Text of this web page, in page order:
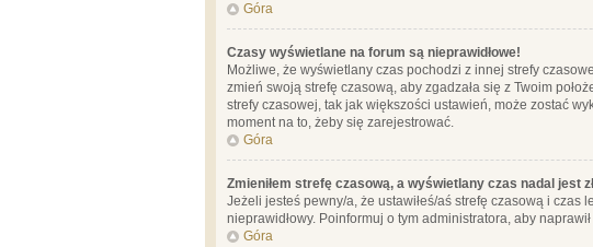
Góra
Czasy wyświetlane na forum są nieprawidłowe!
Możliwe, że wyświetlany czas pochodzi z innej strefy
zmień swoją strefę czasową, aby zgadzała się z Twoim
strefy czasowej, tak jak większości ustawień, może zostać
moment na to, żeby się zarejestrować.
Góra
Zmieniłem strefę czasową, a wyświetlany czas nadal jest
Jeżeli jesteś pewny/a, że ustawiłeś/aś strefę czasową i czas
nieprawidłowy. Poinformuj o tym administratora, aby
Góra